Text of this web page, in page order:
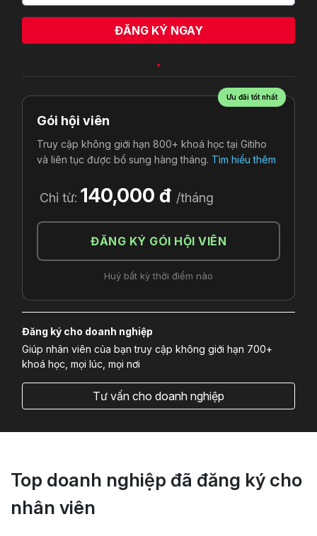
ĐĂNG KÝ NGAY
Ưu đãi tốt nhất
Gói hội viên
Truy cập không giới hạn 800+ khoá học tại Gitiho
và liên tục được bổ sung hàng tháng. Tìm hiểu thêm
Chỉ từ: 140,000 đ /tháng
ĐĂNG KÝ GÓI HỘI VIÊN
Huỷ bất kỳ thời điểm nào
Đăng ký cho doanh nghiệp
Giúp nhân viên của bạn truy cập không giới hạn 700+
khoá học, mọi lúc, mọi nơi
Tư vấn cho doanh nghiệp
Top doanh nghiệp đã đăng ký cho
nhân viên